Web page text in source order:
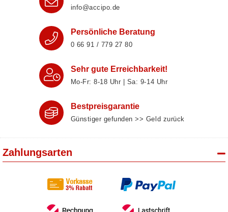
info@accipo.de
Persönliche Beratung
0 66 91 / 779 27 80
Sehr gute Erreichbarkeit!
Mo-Fr: 8‑18 Uhr | Sa: 9‑14 Uhr
Bestpreisgarantie
Günstiger gefunden >> Geld zurück
Zahlungsarten